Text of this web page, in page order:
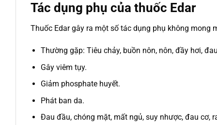
Tác dụng phụ của thuốc Edar
Thuốc Edar gây ra một số tác dụng phụ không mong
Thường gặp: Tiêu chảy, buồn nôn, nôn, đầy hơi,
Gây viêm tụy.
Giảm phosphate huyết.
Phát ban da.
Đau đầu, chóng mặt, mất ngủ, suy nhược, đau cơ,